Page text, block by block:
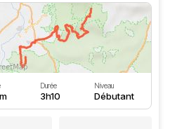
Durée
3h10
Niveau
Débutant